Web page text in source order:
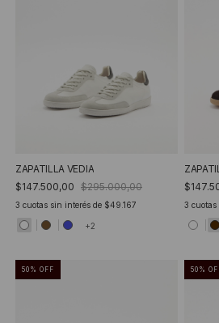
ZAPATILLA VEDIA
$147.500,00 $295.000,00
3 cuotas sin interés de $49.167
+2
3 cuotas
50 % OFF 50 %